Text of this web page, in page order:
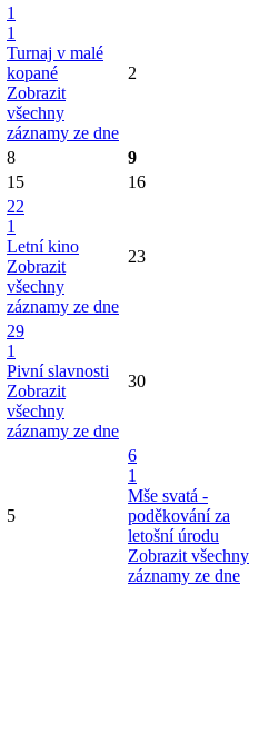
1
1
Turnaj v malé
kopané
Zobrazit
všechny
záznamy ze dne
2
8
9
15 16
22
1
Letní kino
Zobrazit
všechny
záznamy ze dne
23
29
1
Pivní slavnosti
Zobrazit
všechny
záznamy ze dne
30
5
6
1
Mše svatá -
poděkování za
letošní úrodu
Zobrazit všechny
záznamy ze dne